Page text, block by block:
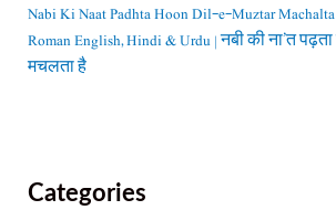
Nabi Ki Naat Padhta Hoon Dil-e-Muztar
Roman English, Hindi & Urdu | नबी की ना’त
मचलता है
Categories